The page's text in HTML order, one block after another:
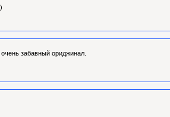
забавный ориджинал.